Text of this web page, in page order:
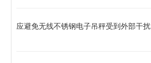
应避免无线不锈钢电子吊秤受到外部干扰